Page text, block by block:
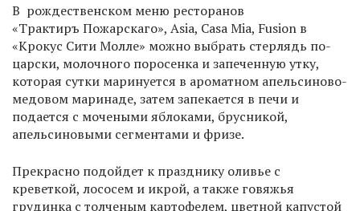
В рождественском меню ресторанов
«Трактиръ Пожарскаго», Asia, Casa Mia, Fusion в
«Крокус Сити Молле» можно выбрать стерлядь по-
царски, молочного поросенка и запеченную утку,
которая сутки маринуется в ароматном апельсиново-
медовом маринаде, затем запекается в печи и
подается с мочеными яблоками, брусникой,
апельсиновыми сегментами и фризе.
Прекрасно подойдет к празднику оливье с
креветкой, лососем и икрой, а также говяжья
грудинка с толченым картофелем, цветной капустой